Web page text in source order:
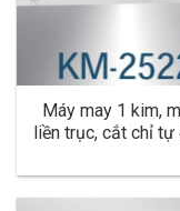
Máy may 1 kim,
liền trục, cắt chỉ tự
dùng cho hàng
2522BL